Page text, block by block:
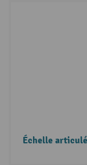
Échelle